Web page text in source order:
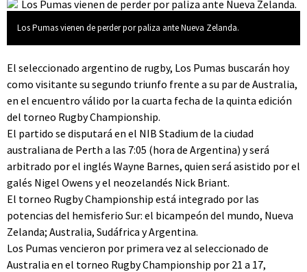
Los Pumas vienen de perder por paliza ante Nueva Zelanda.
El seleccionado argentino de rugby, Los Pumas buscarán hoy
como visitante su segundo triunfo frente a su par de Australia,
en el encuentro válido por la cuarta fecha de la quinta edición
del torneo Rugby Championship.
El partido se disputará en el NIB Stadium de la ciudad
australiana de Perth a las 7:05 (hora de Argentina) y será
arbitrado por el inglés Wayne Barnes, quien será asistido por el
galés Nigel Owens y el neozelandés Nick Briant.
El torneo Rugby Championship está integrado por las
potencias del hemisferio Sur: el bicampeón del mundo, Nueva
Zelanda; Australia, Sudáfrica y Argentina.
Los Pumas vencieron por primera vez al seleccionado de
Australia en el torneo Rugby Championship por 21 a 17,